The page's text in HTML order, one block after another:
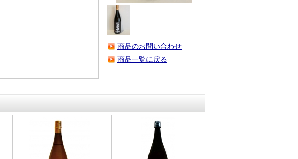
商品のお問い合わせ
商品一覧に戻る